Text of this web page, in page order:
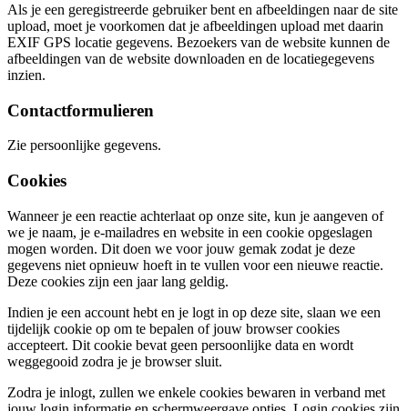
Als je een geregistreerde gebruiker bent en afbeeldingen naar de site
upload, moet je voorkomen dat je afbeeldingen upload met daarin
EXIF GPS locatie gegevens. Bezoekers van de website kunnen de
afbeeldingen van de website downloaden en de locatiegegevens
inzien.
Contactformulieren
Zie persoonlijke gegevens.
Cookies
Wanneer je een reactie achterlaat op onze site, kun je aangeven of
we je naam, je e-mailadres en website in een cookie opgeslagen
mogen worden. Dit doen we voor jouw gemak zodat je deze
gegevens niet opnieuw hoeft in te vullen voor een nieuwe reactie.
Deze cookies zijn een jaar lang geldig.
Indien je een account hebt en je logt in op deze site, slaan we een
tijdelijk cookie op om te bepalen of jouw browser cookies
accepteert. Dit cookie bevat geen persoonlijke data en wordt
weggegooid zodra je je browser sluit.
Zodra je inlogt, zullen we enkele cookies bewaren in verband met